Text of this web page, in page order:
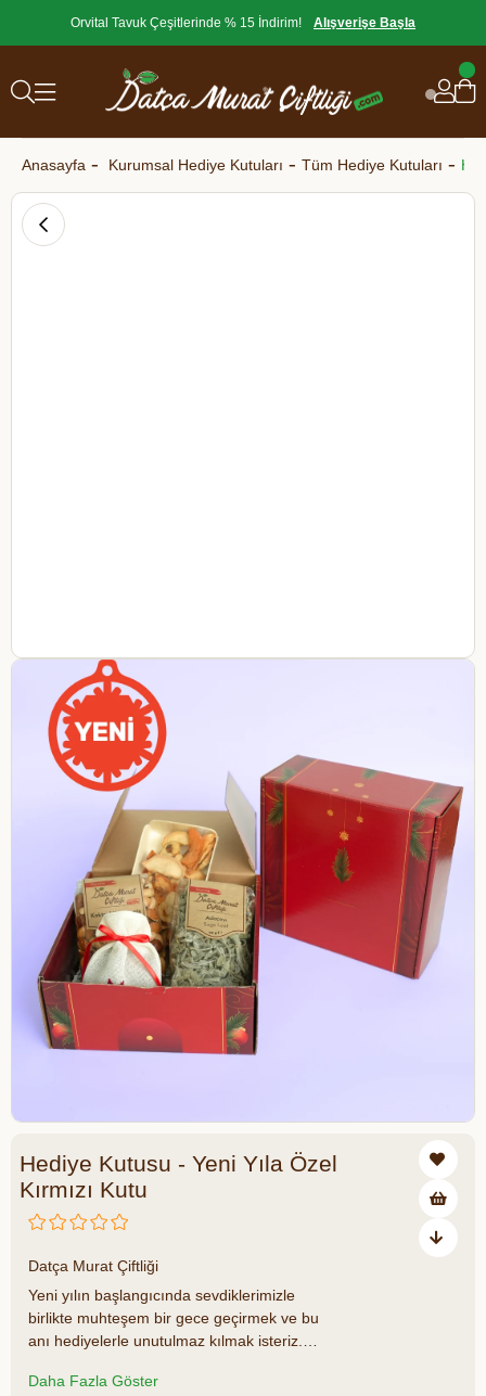
Orvital Tavuk Çeşitlerinde % 15 İndirim! Alışverişe Başla
Anasayfa Kurumsal Hediye Kutuları Tüm Hediye Kutuları
Hediye Kutusu - Yeni Yıla Özel
Kırmızı Kutu
Datça Murat Çiftliği
Yeni yılın başlangıcında sevdiklerimizle
birlikte muhteşem bir gece geçirmek ve bu
anı hediyelerle unutulmaz kılmak isteriz.
sevdiklerinizi hem de ekip arkadaşlarınızı
Daha Fazla Göster